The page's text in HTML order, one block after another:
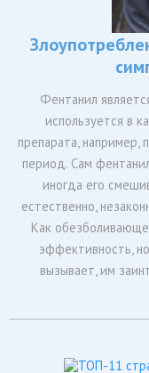
Фентанил
используется в
препарата, например,
период. Сам
иногда его
естественно,
Как
эффективность,
вызывает, им